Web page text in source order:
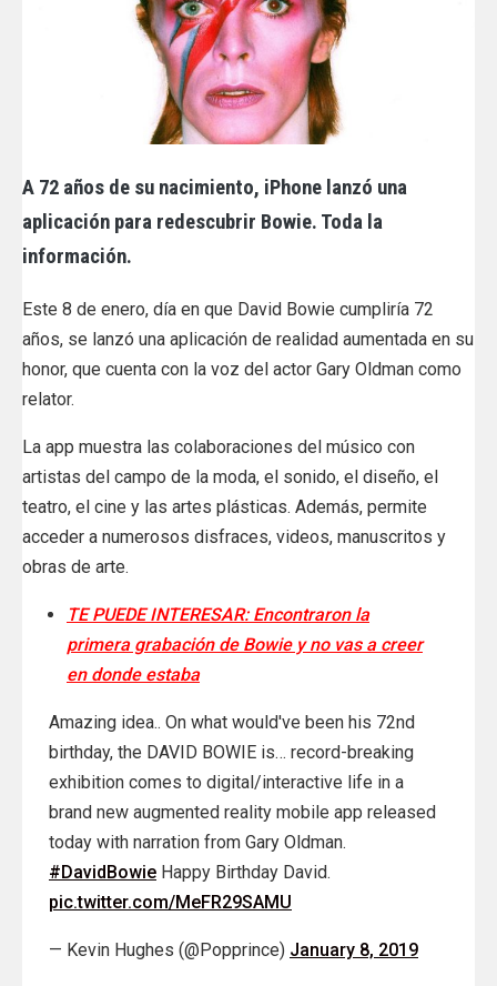
A 72 años de su nacimiento, iPhone lanzó una
aplicación para redescubrir Bowie. Toda la
información.
Este 8 de enero, día en que David Bowie cumpliría 72
años, se lanzó una aplicación de realidad aumentada en su
honor, que cuenta con la voz del actor Gary Oldman como
relator.
La app muestra las colaboraciones del músico con
artistas del campo de la moda, el sonido, el diseño, el
teatro, el cine y las artes plásticas. Además, permite
acceder a numerosos disfraces, videos, manuscritos y
obras de arte.
TE PUEDE INTERESAR: Encontraron la
primera grabación de Bowie y no vas a creer
en donde estaba
Amazing idea.. On what would've been his 72nd
birthday, the DAVID BOWIE is… record-breaking
exhibition comes to digital/interactive life in a
brand new augmented reality mobile app released
today with narration from Gary Oldman.
#DavidBowie Happy Birthday David.
pic.twitter.com/MeFR29SAMU
— Kevin Hughes (@Popprince) January 8, 2019